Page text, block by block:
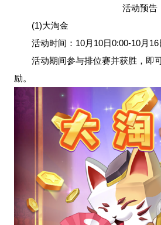
活动预告
(1)大淘金
活动时间：10月10日0:00-10月16
活动期间参与排位赛并获胜，即
励。